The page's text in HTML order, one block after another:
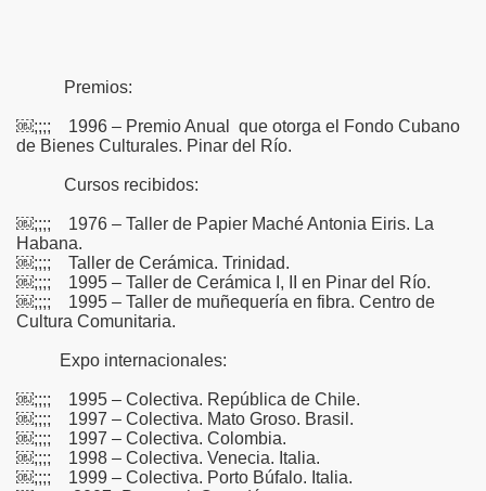
Premios:
￼;;;; 1996 – Premio Anual que otorga el Fondo Cubano
de Bienes Culturales. Pinar del Río.
Cursos recibidos:
￼;;;; 1976 – Taller de Papier Maché Antonia Eiris. La
Habana.
￼;;;; Taller de Cerámica. Trinidad.
￼;;;; 1995 – Taller de Cerámica I, II en Pinar del Río.
￼;;;; 1995 – Taller de muñequería en fibra. Centro de
Cultura Comunitaria.
Expo internacionales:
￼;;;; 1995 – Colectiva. República de Chile.
￼;;;; 1997 – Colectiva. Mato Groso. Brasil.
￼;;;; 1997 – Colectiva. Colombia.
￼;;;; 1998 – Colectiva. Venecia. Italia.
￼;;;; 1999 – Colectiva. Porto Búfalo. Italia.